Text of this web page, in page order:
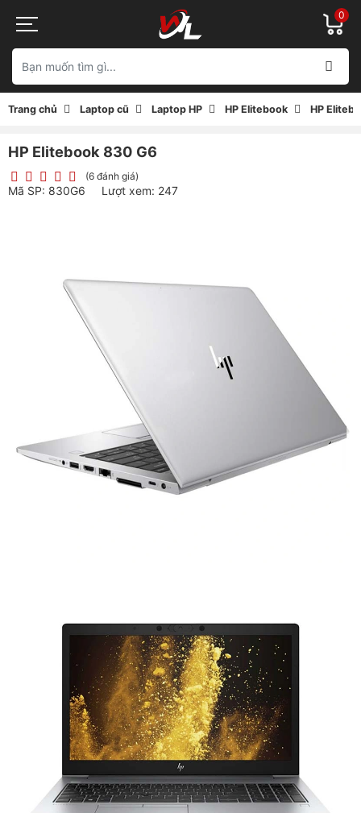
0
Trang chủ Laptop cũ Laptop HP HP Elitebook HP
HP Elitebook 830 G6
(6 đánh giá)
Mã SP: 830G6 Lượt xem: 247